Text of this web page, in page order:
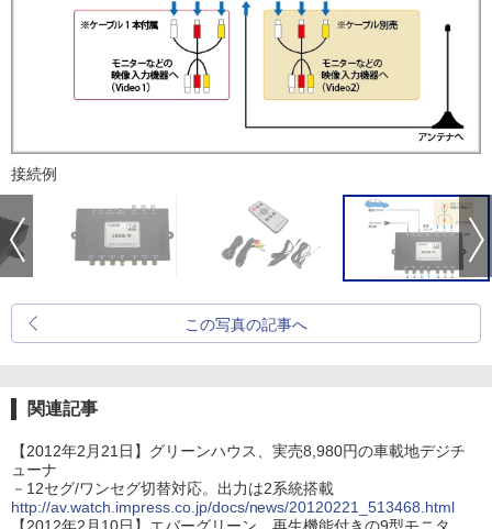
接続例
この写真の記事へ
関連記事
【2012年2月21日】グリーンハウス、実売8,980円の車載地デジチ
ューナ
－12セグ/ワンセグ切替対応。出力は2系統搭載
http://av.watch.impress.co.jp/docs/news/20120221_513468.html